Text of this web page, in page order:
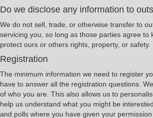
Do we disclose any information to
We do not sell, trade, or otherwise transfer to
servicing you, so long as those parties agree
protect ours or others rights, property, or
Registration
The minimum information we need to register
have to answer all the registration questions.
of who you are. This also allows us to
help us understand what you might be
and polls where you have given your